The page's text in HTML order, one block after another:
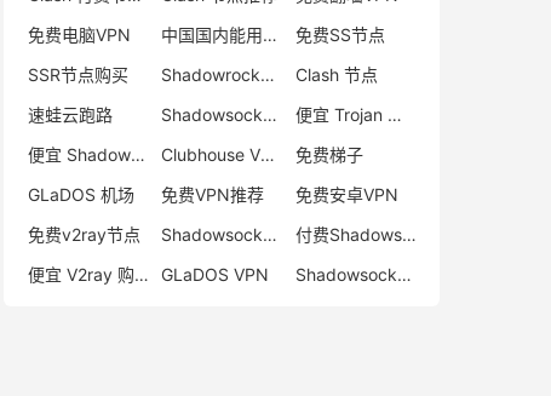
免费电脑VPN
中国国内能用的翻墙VPN推荐
免费SS节点
SSR节点购买
Shadowrocket 地址
Clash 节点
速蛙云跑路
Shadowsocks 付费节点
便宜 Trojan 购买
便宜 Shadowsocks 购买
Clubhouse VPN
免费梯子
GLaDOS 机场
免费VPN推荐
免费安卓VPN
免费v2ray节点
Shadowsocks 服务器
付费Shadowsocks推荐
便宜 V2ray 购买
GLaDOS VPN Shadowsocks 节点哪里买